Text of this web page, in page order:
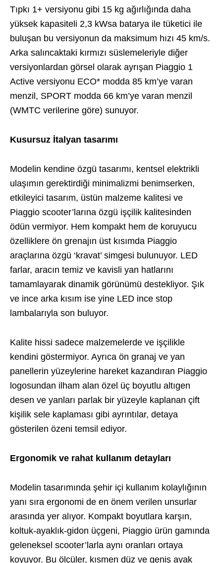
Tıpkı 1+ versiyonu gibi 15 kg ağırlığında daha
yüksek kapasiteli 2,3 kWsa batarya ile tüketici ile
buluşan bu versiyonun da maksimum hızı 45 km/s.
Arka salıncaktaki kırmızı süslemeleriyle diğer
versiyonlardan görsel olarak ayrışan Piaggio 1
Active versiyonu ECO* modda 85 km’ye varan
menzil, SPORT modda 66 km’ye varan menzil
(WMTC verilerine göre) sunuyor.
Kusursuz İtalyan tasarımı
Modelin kendine özgü tasarımı, kentsel elektrikli
ulaşımın gerektirdiği minimalizmi benimserken,
etkileyici tasarım, üstün malzeme kalitesi ve
Piaggio scooter’larına özgü işçilik kalitesinden
ödün vermiyor. Hem kompakt hem de koruyucu
özelliklere ön grenajın üst kısımda Piaggio
araçlarına özgü ‘kravat’ simgesi bulunuyor. LED
farlar, aracın temiz ve kavisli yan hatlarını
tamamlayarak dinamik görünümü destekliyor. Şık
ve ince arka kısım ise yine LED ince stop
lambalarıyla son buluyor.
Kalite hissi sadece malzemelerde ve işçilikle
kendini göstermiyor. Ayrıca ön granaj ve yan
panellerin yüzeylerine hareket kazandıran Piaggio
logosundan ilham alan özel üç boyutlu altıgen
desen ve yanları parlak bir yüzeyle kaplanan çift
kişilik sele kaplaması gibi ayrıntılar, detaya
gösterilen özeni temsil ediyor.
Ergonomik ve rahat kullanım detayları
Modelin tasarımında şehir içi kullanım kolaylığının
yanı sıra ergonomi de en önem verilen unsurlar
arasında yer alıyor. Kompakt boyutlara karşın,
koltuk-ayaklık-gidon üçgeni, Piaggio ürün gamında
geleneksel scooter’larla aynı oranları ortaya
koyuyor. Bu ölçüler, kısmen düz ve geniş ayak